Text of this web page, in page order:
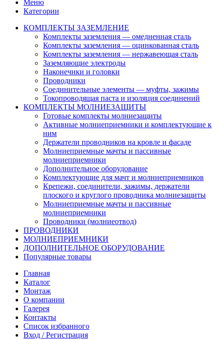
Меню
Категории
КОМПЛЕКТЫ ЗАЗЕМЛЕНИЕ
Комплекты заземления — омедненная сталь
Комплекты заземления — оцинкованная сталь
Комплекты заземления — нержавеющая сталь
Заземляющие электроды
Наконечнки и головки
Проводники
Соединительные элементы — муфты, зажимы
Токопроводящая паста и изоляция соединений
КОМПЛЕКТЫ МОЛНИЕЗАЩИТЫ
Готовые комплекты молниезащиты
Активные молниеприемники и комплектующие к
ним
Держатели проводников на кровле и фасаде
Молниеприемные мачты и пассивные
молниеприемники
Дополнительное оборудование
Комплектующие для мачт и молниеприемников
Крепежи, соединители, зажимы, держатели
плоского и круглого проводника молниезащиты
Молниеприемные мачты и пассивные
молниеприемники
Проводники (молниеотвод)
ПРОВОДНИКИ
МОЛНИЕПРИЕМНИКИ
ДОПОЛНИТЕЛЬНОЕ ОБОРУДОВАНИЕ
Популярные товары
Главная
Каталог
Монтаж
О компании
Галерея
Контакты
Список избранного
Вход / Регистрация